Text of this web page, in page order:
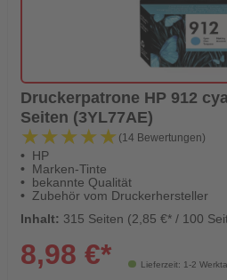
Druckerpatrone HP 912
Seiten (3YL77AE)
★★★★★
★★★★★ (14 Bewertungen)
HP
Marken-Tinte
bekannte Qualität
Zubehör vom Druckerhersteller
Inhalt: 315 Seiten (2,85 €* / 100
Lieferzeit: 1-2
8,98 €*